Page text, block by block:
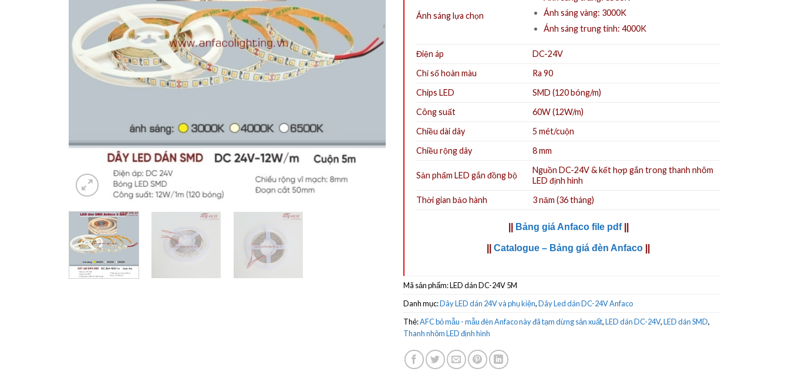
Ánh sáng lựa chọn
Ánh sáng vàng: 3000K
Ánh sáng trung tính: 4000K
Điện áp
DC-24V
Chỉ số hoàn màu
Ra 90
Chips LED
SMD (120 bóng/m)
Công suất
60W (12W/m)
Chiều dài dây
5 mét/cuộn
Chiều rộng dây
8 mm
Sản phẩm LED gắn đồng bộ
Nguồn DC-24V& kết hợp gắn trongthanh nhôm
LED định hình
Thời gian bảo hành
3 năm (36 tháng)
Bảng giá Anfaco file pdf
Catalogue – Bảng giá đèn Anfaco
Mã sản phẩm:LED dán DC-24V 5M
Danh mục:Dây LED dán 24V và phụ kiện,Dây Led dán DC-24V Anfaco
Thẻ:AFC bỏ mẫu - mẫu đèn Anfaco này đã tạm dừng sản xuất,LED dán DC-24V,LED dán SMD,
Thanh nhôm LED định hình